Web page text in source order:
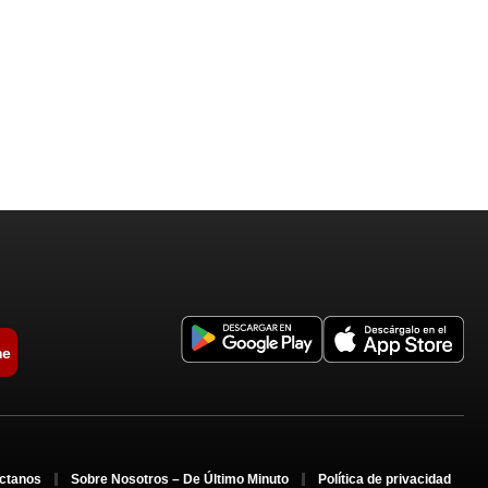
Sobre Nosotros – De Último Minuto Política de privacidad